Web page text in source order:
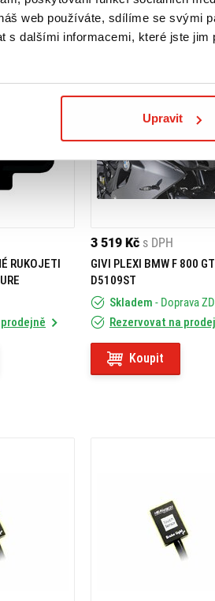
web používáte, sdílíme se svými
s dalšími informacemi, které jste
Upravit
RUKOJETI
3 519 Kč s DPH
GIVI PLEXI BMW F 800
D5109ST
Skladem - Doprava
Rezervovat na
Koupit